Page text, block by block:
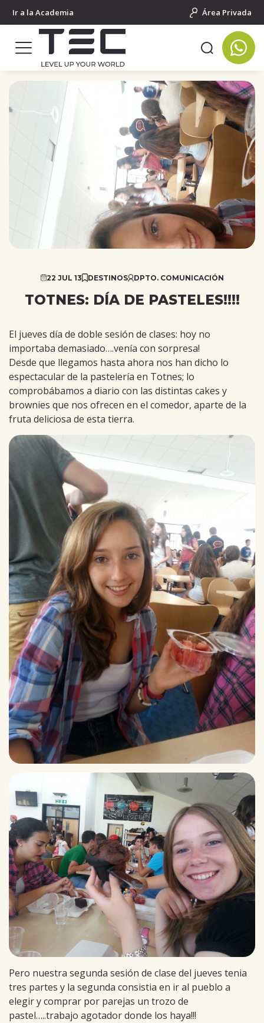
Ir a la Academia Área Privada
22 JUL 13 DESTINOS DPTO. COMUNICACIÓN
TOTNES: DÍA DE PASTELES!!!!
El jueves día de doble sesión de clases: hoy no
importaba demasiado….venía con sorpresa!
Desde que llegamos hasta ahora nos han dicho lo
espectacular de la pastelería en Totnes; lo
comprobábamos a diario con las distintas cakes y
brownies que nos ofrecen en el comedor, aparte de la
fruta deliciosa de esta tierra.
Pero nuestra segunda sesión de clase del jueves tenia
tres partes y la segunda consistia en ir al pueblo a
elegir y comprar por parejas un trozo de
pastel…..trabajo agotador donde los haya!!!